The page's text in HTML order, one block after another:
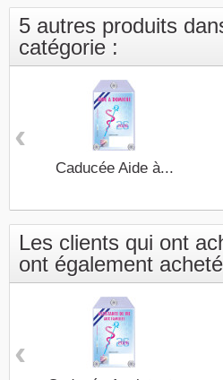
5 autres produits
catégorie :
Caducée Aide à...
‹
Les clients qui ont
ont également
‹